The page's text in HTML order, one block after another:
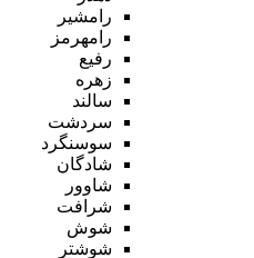
رامشیر
رامهرمز
رفیع
زهره
سالند
سردشت
سوسنگرد
شادگان
شاوور
شرافت
شوش
شوشتر